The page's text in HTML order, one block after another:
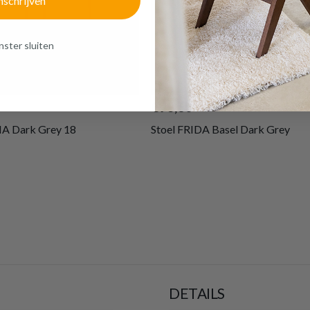
Dark Grey 18
€93,60
Stoel FRIDA Basel Dark Grey
DETAILS
sluiten